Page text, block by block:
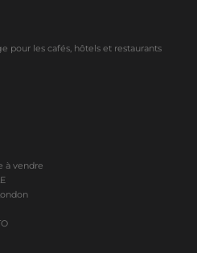
pour les cafés, hôtels et restaurants
à vendre